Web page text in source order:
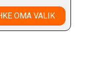
OMA VALIK